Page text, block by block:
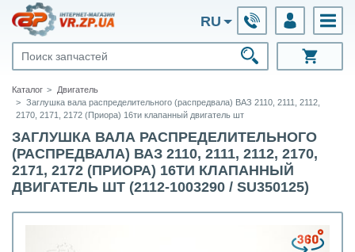
RU
Каталог
Двигатель
Заглушка вала распределительного (распредвала) ВАЗ 2110, 2111, 2112,
2170, 2171, 2172 (Приора) 16ти клапанный двигатель шт
ЗАГЛУШКА ВАЛА РАСПРЕДЕЛИТЕЛЬНОГО
(РАСПРЕДВАЛА) ВАЗ 2110, 2111, 2112, 2170,
2171, 2172 (ПРИОРА) 16ТИ КЛАПАННЫЙ
ДВИГАТЕЛЬ ШТ (2112-1003290 / SU350125)